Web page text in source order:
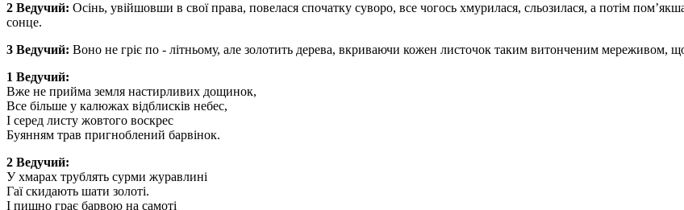
2 Ведучий: Осінь, увійшовши в свої права, повелася спочатку суворо, все чогось хмурилася, сльозилася, а потім
сонце.
3 Ведучий: Воно не гріє по - літньому, але золотить дерева, вкриваючи кожен листочок таким витонченим мереживом,
1 Ведучий:
Вже не прийма земля настирливих дощинок,
Все більше у калюжах відблисків небес,
І серед листу жовтого воскрес
Буянням трав пригноблений барвінок.
2 Ведучий:
У хмарах трублять сурми журавлині
Гаї скидають шати золоті.
І пишно грає барвою на самоті